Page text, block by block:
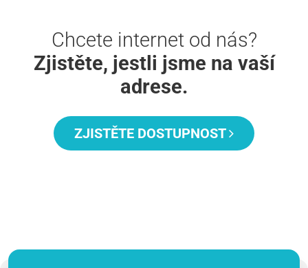
Chcete internet od nás?
Zjistěte, jestli jsme na vaší
adrese.
ZJISTĚTE DOSTUPNOST